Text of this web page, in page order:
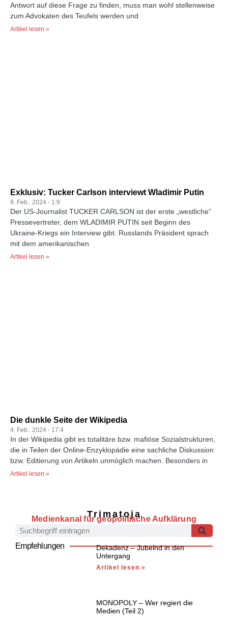
Antwort auf diese Frage zu finden, muss man wohl stellenweise
zum Advokaten des Teufels werden und
Artikel lesen »
Exklusiv: Tucker Carlson interviewt Wladimir Putin
9. Feb.. 2024 1:9
Der US-Journalist TUCKER CARLSON ist der erste „westliche“
Pressevertreter, dem WLADIMIR PUTIN seit Beginn des
Ukraine-Kriegs ein Interview gibt. Russlands Präsident sprach
mit dem amerikanischen
Artikel lesen »
Die dunkle Seite der Wikipedia
4. Feb.. 2024 17:4
In der Wikipedia gibt es totalitäre bzw. mafiöse Sozialstrukturen,
die in Teilen der Online-Enzyklopädie eine sachliche Diskussion
bzw. Editierung von Artikeln unmöglich machen. Besonders in
Artikel lesen »
Trimatoja
Medienkanal für geopolitische Aufklärung
Empfehlungen
Dekadenz – Jubelnd in den
Untergang
Artikel lesen »
MONOPOLY – Wer regiert die
Medien (Teil 2)